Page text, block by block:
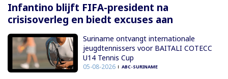
Infantino blijft FIFA-president na
crisisoverleg en biedt excuses aan
Suriname ontvangt internationale
jeugdtennissers voor BAITALI COTECC
U14 Tennis Cup
05-08-2026 ABC-SURINAME